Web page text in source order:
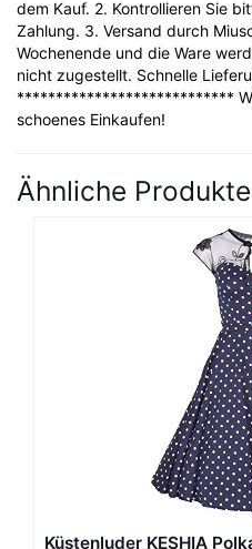
dem Kauf. 2. Kontrollieren Sie
Zahlung. 3. Versand durch
Wochenende und die Ware
nicht zugestellt. Schnelle
**************************** Wir
schoenes Einkaufen!
Ähnliche Produkte
Küstenluder KESHIA